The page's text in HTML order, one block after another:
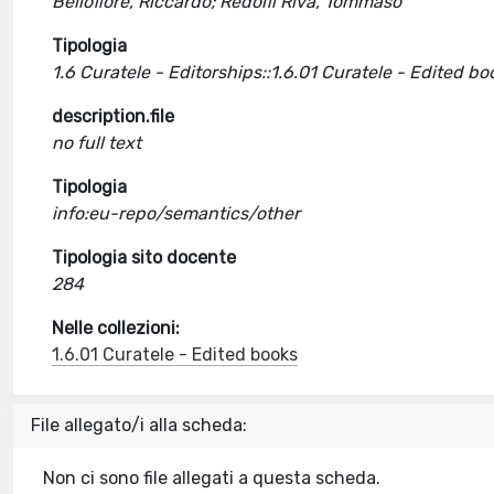
Tipologia
1.6 Curatele - Editorships::1.6.01 Curatele - Edited
description.file
no full text
Tipologia
info:eu-repo/semantics/other
Tipologia sito docente
284
Nelle collezioni:
1.6.01 Curatele - Edited books
File allegato/i alla scheda:
Non ci sono file allegati a questa scheda.